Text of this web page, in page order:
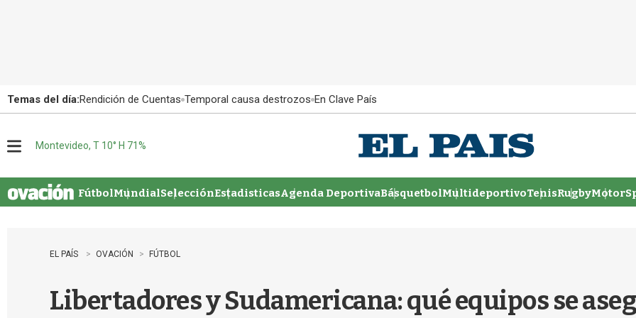
Temas del día:Rendición de Cuentas Temporal causa destrozos En Clave País
u
Montevideo, T 10° H 71%
FútbolMundialSelecciónEstadisticasAgenda DeportivaBásquetbolMultideportivoTenisRugby
EL PAÍS OVACIÓN FÚTBOL
Libertadores y Sudamericana: qué equipos se